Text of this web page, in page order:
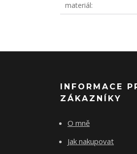
materiál
INFORMACE
ZÁKAZNÍKY
O mně
Jak nakupovat